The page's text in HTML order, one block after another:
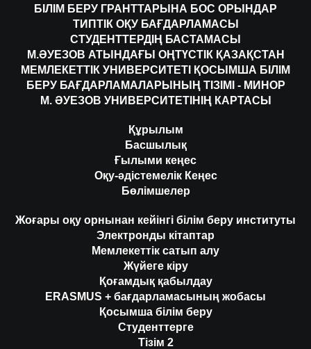
БІЛІМ БЕРУ ГРАНТТАРЫНА БОС ОРЫНДАР
ТИПТІК ОҚУ БАҒДАРЛАМАСЫ
СТУДЕНТТЕРДІҢ БАСТАМАСЫ
М.ӘУЕЗОВ АТЫНДАҒЫ ОҢТҮСТІК ҚАЗАҚСТАН
МЕМЛЕКЕТТІК УНИВЕРСИТЕТІ ҚОСЫМША БІЛІМ
БЕРУ БАҒДАРЛАМАЛАРЫНЫҢ ТІЗІМІ - МИНОР
М. ӘУЕЗОВ УНИВЕРСИТЕТІНІҢ КАРТАСЫ
Құрылым
Басшылық
Ғылыми кеңес
Оқу-әдістемелік Кеңес
Бөлімшелер
Жоғары оқу орнынан кейінгі білім беру институты
Электронды кітаптар
Мемлекеттік сатып алу
Жүйеге кіру
Қоғамдық қабылдау
ERASMUS + бағдарламасының жобасы
Қосымша білім беру
Студенттерге
Тізім 2